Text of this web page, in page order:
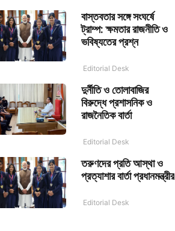
বাস্তবতার সঙ্গে সংঘর্ষে
ট্রাম্প: ক্ষমতার রাজনীতি ও
ভবিষ্যতের প্রশ্ন
Editorial Desk
দুর্নীতি ও তোলাবাজির
বিরুদ্ধে প্রশাসনিক ও
রাজনৈতিক বার্তা
Editorial Desk
তরুণদের প্রতি আস্থা ও
প্রত্যাশার বার্তা প্রধানমন্ত্রীর
Editorial Desk